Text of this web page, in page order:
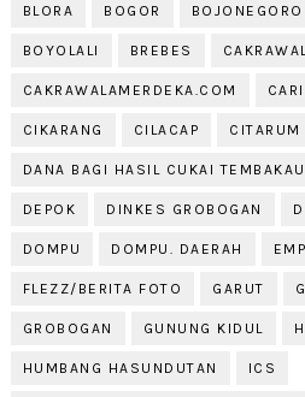
BLORA BOGOR BOJONEGORO
BOYOLALI BREBES
CAKRAWALAMERDEKA.COM
CIKARANG CILACAP CITARUM
DANA BAGI HASIL CUKAI TEMBAKAU
DEPOK DINKES GROBOGAN
DOMPU DOMPU. DAERAH
FLEZZ/BERITA FOTO GARUT
GROBOGAN GUNUNG KIDUL
HUMBANG HASUNDUTAN ICS